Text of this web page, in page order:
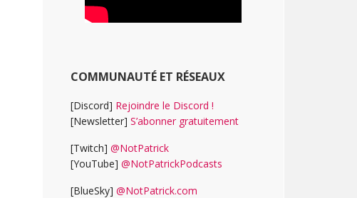
COMMUNAUTÉ ET RÉSEAUX
[Discord] Rejoindre le Discord !
[Newsletter] S’abonner gratuitement
[Twitch] @NotPatrick
[YouTube] @NotPatrickPodcasts
[BlueSky] @NotPatrick.com